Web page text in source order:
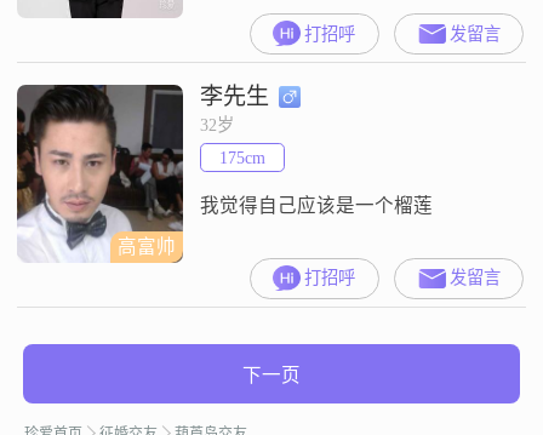
171cm##3002##我的月收入在8001到
12000元之间，拥有大学本科学历
##3002##我性格稳重可靠，对待事
情总是乐观积极，善于耐心包容他
人##3002##在我看来，行动往往比
言语更能说明问题，所以我更倾向
于用实际行动来表达自己##3002##
生活中，
打招呼 发留言
高富帅
李先生
32岁
175cm
我觉得自己应该是一个榴莲
打招呼 发留言
下一页